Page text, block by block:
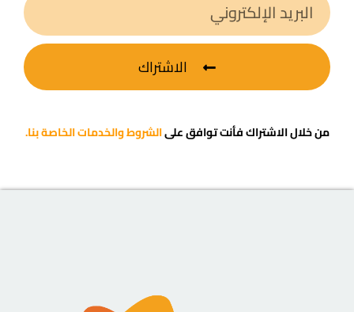
الاشتراك
من خلال الاشتراك فأنت توافق علىالشروط والخدمات الخاصة بنا.